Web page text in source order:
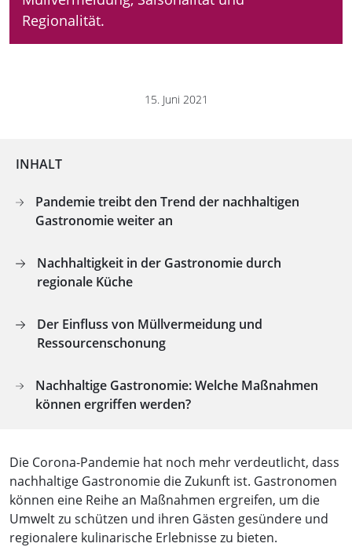
Regionalität.
15. Juni 2021
INHALT
Pandemie treibt den Trend der nachhaltigen
Gastronomie weiter an
Nachhaltigkeit in der Gastronomie durch
regionale Küche
Der Einfluss von Müllvermeidung und
Ressourcenschonung
Nachhaltige Gastronomie: Welche Maßnahmen
können ergriffen werden?
Die Corona-Pandemie hat noch mehr verdeutlicht, dass
nachhaltige Gastronomie die Zukunft ist. Gastronomen
können eine Reihe an Maßnahmen ergreifen, um die
Umwelt zu schützen und ihren Gästen gesündere und
regionalere kulinarische Erlebnisse zu bieten.